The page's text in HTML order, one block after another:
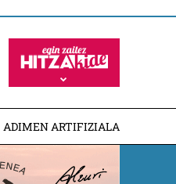
ADIMEN ARTIFIZIALA